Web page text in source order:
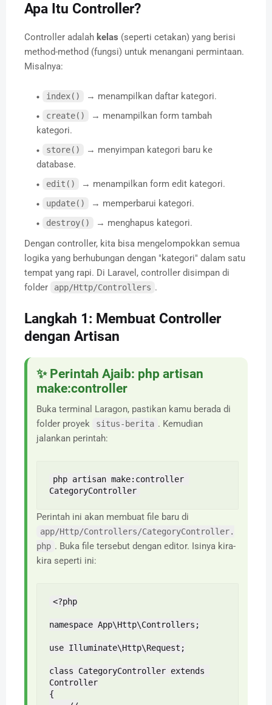
Apa Itu Controller?
Controller adalah kelas (seperti cetakan) yang berisi
method-method (fungsi) untuk menangani permintaan.
Misalnya:
index() → menampilkan daftar kategori.
create()
→ menampilkan form tambah
kategori.
store()
→ menyimpan kategori baru ke
database.
edit() → menampilkan form edit kategori.
update() → memperbarui kategori.
destroy()
→ menghapus kategori.
Dengan controller, kita bisa mengelompokkan semua
logika yang berhubungan dengan "kategori" dalam satu
tempat yang rapi. Di Laravel, controller disimpan di
folder
app/Http/Controllers .
Langkah 1: Membuat Controller
dengan Artisan
✨ Perintah Ajaib: php artisan
make:controller
Buka terminal Laragon, pastikan kamu berada di
folder proyek
situs-berita . Kemudian
jalankan perintah:
php artisan make:controller
CategoryController
Perintah ini akan membuat file baru di
app/Http/Controllers/CategoryController.
php . Buka file tersebut dengan editor. Isinya kira-
kira seperti ini:
<?php
namespace App\Http\Controllers;
use Illuminate\Http\Request;
class CategoryController extends
Controller
{